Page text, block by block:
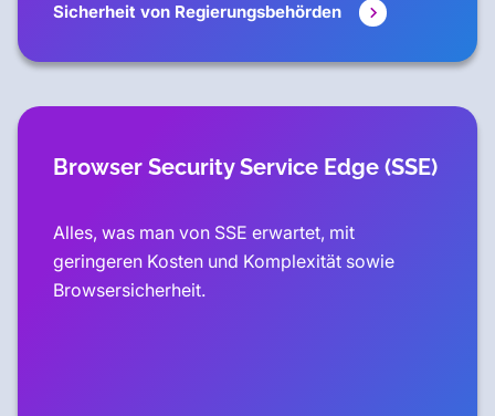
Sicherheit von Regierungsbehörden
Browser Security Service Edge (SSE)
Alles, was man von SSE erwartet, mit
geringeren Kosten und Komplexität sowie
Browsersicherheit.